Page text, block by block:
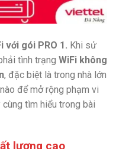
với gói PRO 1. Khi sử
tình trạng WiFi không
, đặc biệt là trong nhà lớn
để mở rộng phạm vi
tìm hiểu trong bài
lượng cao